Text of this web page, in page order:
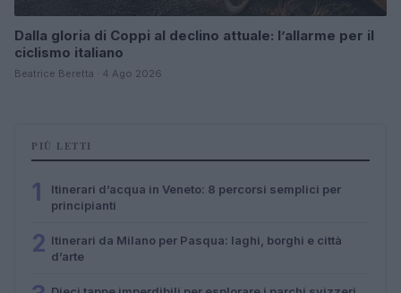
Dalla gloria di Coppi al declino attuale: l’allarme per il
ciclismo italiano
Beatrice Beretta · 4 Ago 2026
PIÙ LETTI
1
Itinerari d’acqua in Veneto: 8 percorsi semplici per
principianti
2 Itinerari da Milano per Pasqua: laghi, borghi e città
d’arte